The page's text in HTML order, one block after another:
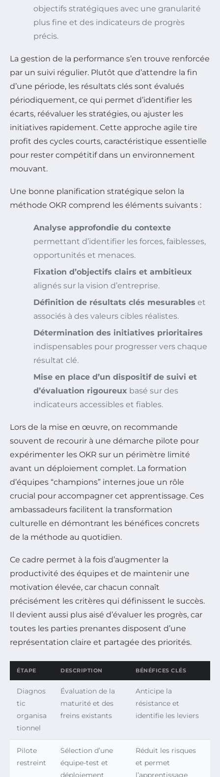
objectifs stratégiques avec une granularité
plus fine et des indicateurs de progrès
précis.
La gestion de la performance s’en trouve renforcée
par un suivi régulier. Plutôt que d’attendre la fin
d’une période, les résultats clés sont évalués
périodiquement, ce qui permet d’identifier les
écarts, réévaluer les stratégies, ou ajuster les
initiatives rapidement. Cette approche agile tire
profit des cycles courts, caractéristique essentielle
pour rester compétitif dans un environnement
mouvant.
Une bonne planification stratégique selon la
méthode OKR comprend les éléments suivants :
Analyse approfondie du contexte
permettant d’identifier les forces, faiblesses,
opportunités et menaces.
Fixation d’objectifs clairs et ambitieux
alignés sur la vision d’entreprise.
Définition de résultats clés mesurables et
associés à des valeurs cibles réalistes.
Détermination des initiatives prioritaires
indispensables pour progresser vers chaque
résultat clé.
Mise en place d’un dispositif de suivi et
d’évaluation rigoureux basé sur des
indicateurs accessibles et fiables.
Lors de la mise en œuvre, on recommande
souvent de recourir à une démarche pilote pour
expérimenter les OKR sur un périmètre limité
avant un déploiement complet. La formation
d’équipes “champions” internes joue un rôle
crucial pour accompagner cet apprentissage. Ces
ambassadeurs facilitent la transformation
culturelle en démontrant les bénéfices concrets
de la méthode au quotidien.
Ce cadre permet à la fois d’augmenter la
productivité des équipes et de maintenir une
motivation élevée, car chacun connaît
précisément les critères qui définissent le succès.
Il devient aussi plus aisé d’évaluer les progrès, car
toutes les parties prenantes disposent d’une
représentation claire et partagée des priorités.
ÉTAPE DESCRIPTION BÉNÉFICES CLÉS
Diagnos
tic
organisa
tionnel
Évaluation de la
maturité et des
freins existants
Anticipe la
résistance et
identifie les leviers
Pilote
restreint
Sélection d’une
équipe-test et
déploiement
Réduit les risques
et permet
l’apprentissage